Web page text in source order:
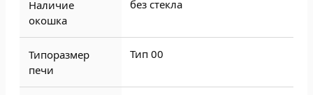
Наличие
окошка
без стекла
Типоразмер
печи
Тип 00